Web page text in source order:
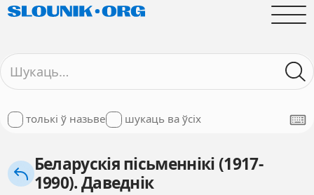
толькі ў назьве шукаць ва ўсіх
Беларускія пісьменнікі (1917-
1990). Даведнік